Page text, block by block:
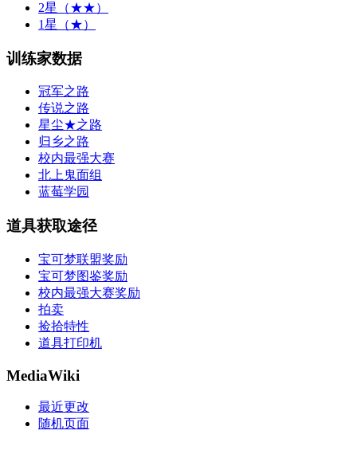
2星（★★）
1星（★）
训练家数据
冠军之路
传说之路
星尘★之路
归乡之路
校内最强大赛
北上鬼面组
蓝莓学园
道具获取途径
宝可梦联盟奖励
宝可梦图鉴奖励
校内最强大赛奖励
拍卖
捡拾特性
道具打印机
MediaWiki
最近更改
随机页面